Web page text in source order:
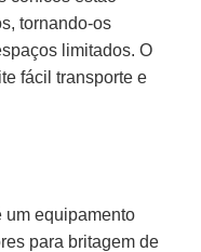
tornando-os
limitados. O
fácil transporte e
um equipamento
para britagem de